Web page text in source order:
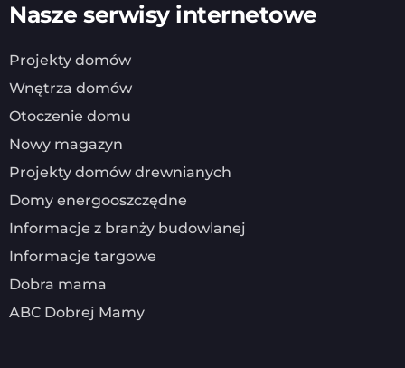
Nasze serwisy internetowe
Projekty domów
Wnętrza domów
Otoczenie domu
Nowy magazyn
Projekty domów drewnianych
Domy energooszczędne
Informacje z branży budowlanej
Informacje targowe
Dobra mama
ABC Dobrej Mamy